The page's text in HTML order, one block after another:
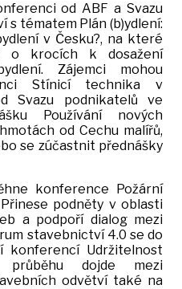
od ABF a Svazu
tématem Plán (b)ydlení:
v Česku?, na které
o krocích k dosažení
Zájemci mohou
Stínicí technika v
Svazu podnikatelů ve
Používání nových
od Cechu malířů,
se zúčastnit přednášky
konference Požární
podněty v oblasti
a podpoří dialog mezi
stavebnictví 4.0 se do
konferencí Udržitelnost
dojde mezi
odvětví také na